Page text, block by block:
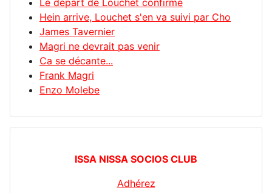
Le départ de Louchet confirmé
Hein arrive, Louchet s'en va suivi par Cho
James Tavernier
Magri ne devrait pas venir
Ca se décante...
Frank Magri
Enzo Molebe
ISSA NISSA SOCIOS CLUB
Adhérez